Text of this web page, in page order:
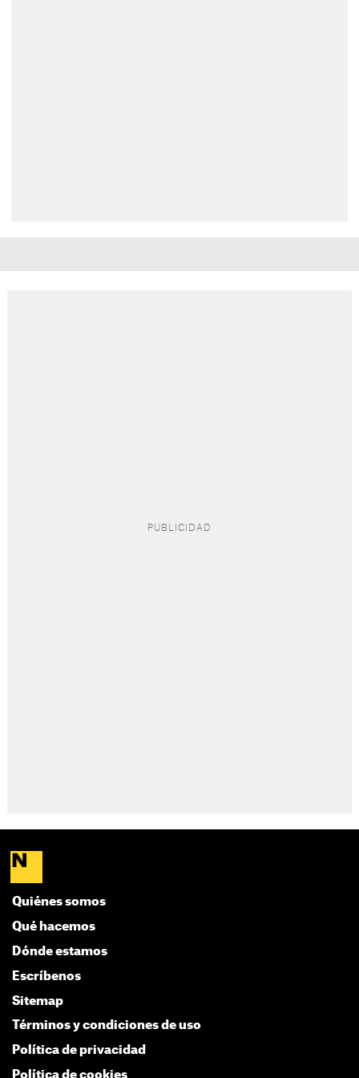
Quiénes somos
Qué hacemos
Dónde estamos
Escríbenos
Sitemap
Términos y condiciones de uso
Política de privacidad
Política de cookies